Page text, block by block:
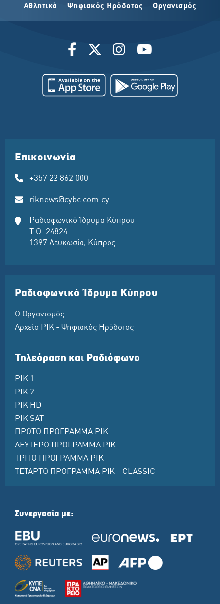
Αθλητικά Ψηφιακός Ηρόδοτος Οργανισμός
Επικοινωνία
+357 22 862 000
riknews@cybc.com.cy
Ραδιοφωνικό Ίδρυμα Κύπρου
Τ.Θ. 24824
1397 Λευκωσία, Κύπρος
Ραδιοφωνικό Ίδρυμα Κύπρου
Ο Οργανισμός
Αρχείο ΡΙΚ - Ψηφιακός Ηρόδοτος
Τηλεόραση και Ραδιόφωνο
ΡΙΚ 1
ΡΙΚ 2
ΡΙΚ HD
ΡΙΚ SAT
ΠΡΩΤΟ ΠΡΟΓΡΑΜΜΑ ΡΙΚ
ΔΕΥΤΕΡΟ ΠΡΟΓΡΑΜΜΑ ΡΙΚ
ΤΡΙΤΟ ΠΡΟΓΡΑΜΜΑ ΡΙΚ
ΤΕΤΑΡΤΟ ΠΡΟΓΡΑΜΜΑ ΡΙΚ - CLASSIC
Συνεργασία με: